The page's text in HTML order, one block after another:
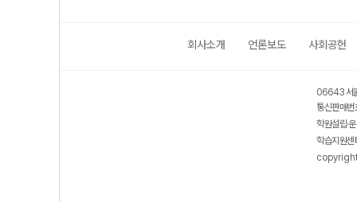
회사소개 언론보도 사회공헌
06643 서
통신판매
학원설립·
학습지원